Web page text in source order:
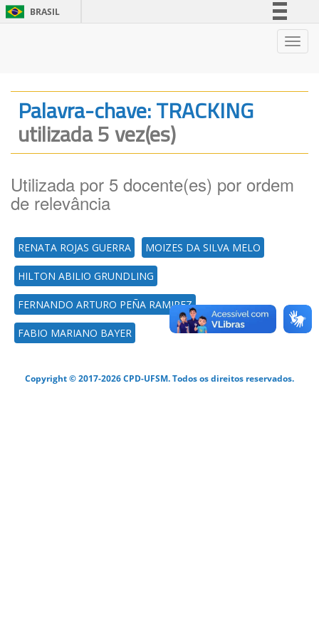
BRASIL
Legislação
Palavra-chave: TRACKING
utilizada 5 vez(es)
Utilizada por 5 docente(es) por ordem
de relevância
RENATA ROJAS GUERRA MOIZES DA SILVA MELO
HILTON ABILIO GRUNDLING
FERNANDO ARTURO PEÑA RAMIREZ
FABIO MARIANO BAYER
Copyright © 2017-2026 CPD-UFSM. Todos os direitos reservados.